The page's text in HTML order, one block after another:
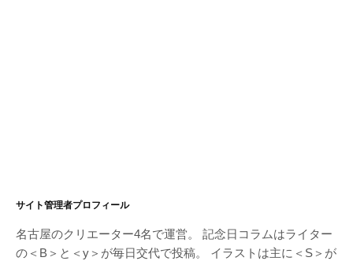
サイト管理者プロフィール
名古屋のクリエーター4名で運営。 記念日コラムはライター
の＜B＞と＜y＞が毎日交代で投稿。 イラストは主に＜S＞が